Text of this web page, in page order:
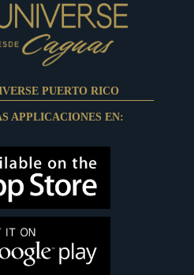
PUERTO RICO
APPLICACIONES EN: